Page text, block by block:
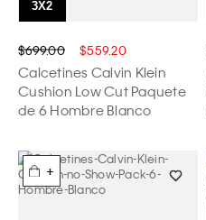
$699.00 $559.20
Calcetines Calvin Klein
Cushion Low Cut Paquete
de 6 Hombre Blanco
+